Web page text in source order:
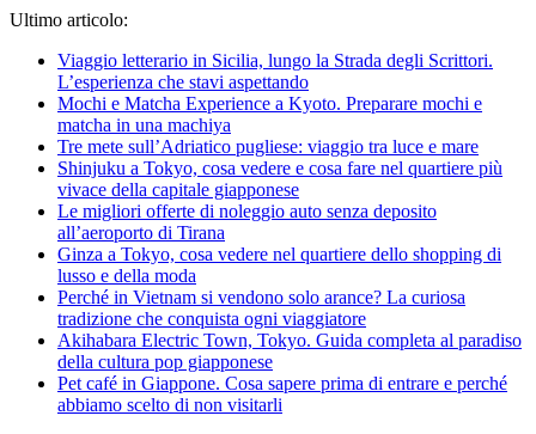
Ultimo articolo:
Viaggio letterario in Sicilia, lungo la Strada degli Scrittori.
L’esperienza che stavi aspettando
Mochi e Matcha Experience a Kyoto. Preparare mochi e
matcha in una machiya
Tre mete sull’Adriatico pugliese: viaggio tra luce e mare
Shinjuku a Tokyo, cosa vedere e cosa fare nel quartiere più
vivace della capitale giapponese
Le migliori offerte di noleggio auto senza deposito
all’aeroporto di Tirana
Ginza a Tokyo, cosa vedere nel quartiere dello shopping di
lusso e della moda
Perché in Vietnam si vendono solo arance? La curiosa
tradizione che conquista ogni viaggiatore
Akihabara Electric Town, Tokyo. Guida completa al paradiso
della cultura pop giapponese
Pet café in Giappone. Cosa sapere prima di entrare e perché
abbiamo scelto di non visitarli